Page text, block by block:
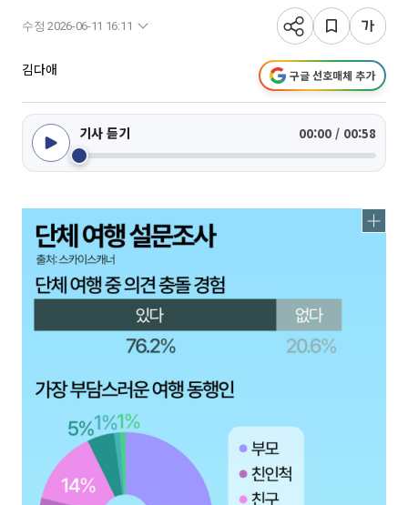
수정 2026-06-11 16:11
김다애 구글 선호매체 추가
기사 듣기 00:00 / 00:58